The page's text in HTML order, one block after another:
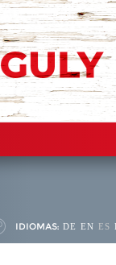
IDIOMAS: DE EN ES